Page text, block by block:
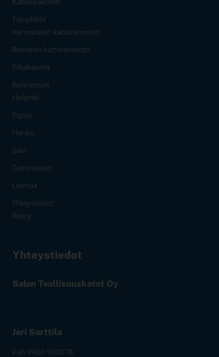
Taloyhtiöt
Kerrostalon kattoremontti
Rivitalon kattoremontti
Pihakannet
Referenssit
Helsinki
Espoo
Hanko
Salo
Tammisaari
Loimaa
Yhteystiedot
Rekry
Yhteystiedot
Salon Teollisuuskatot Oy
Jari Sarttila
Puh 0400 503078